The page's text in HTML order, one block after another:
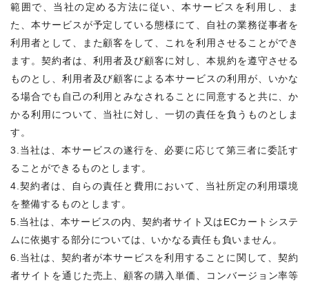
範囲で、当社の定める方法に従い、本サービスを利用し、ま
た、本サービスが予定している態様にて、自社の業務従事者を
利用者として、また顧客をして、これを利用させることができ
ます。契約者は、利用者及び顧客に対し、本規約を遵守させる
ものとし、利用者及び顧客による本サービスの利用が、いかな
る場合でも自己の利用とみなされることに同意すると共に、か
かる利用について、当社に対し、一切の責任を負うものとしま
す。
3.当社は、本サービスの遂行を、必要に応じて第三者に委託す
ることができるものとします。
4.契約者は、自らの責任と費用において、当社所定の利用環境
を整備するものとします。
5.当社は、本サービスの内、契約者サイト又はECカートシステ
ムに依拠する部分については、いかなる責任も負いません。
6.当社は、契約者が本サービスを利用することに関して、契約
者サイトを通じた売上、顧客の購入単価、コンバージョン率等